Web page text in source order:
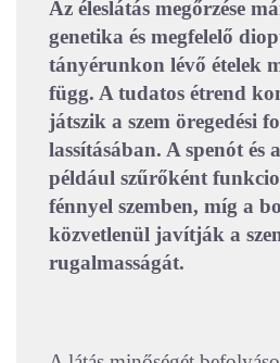
Az éleslátás megőrzése
genetika és megfelelő
tányérunkon lévő ételek
függ. A tudatos étrend
játszik a szem öregedési
lassításában. A spenót és
például szűrőként
fénnyel szemben, míg a
közvetlenül javítják a
rugalmasságát.